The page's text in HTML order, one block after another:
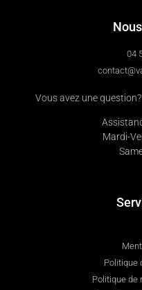
04
Vous avez une
Mardi-
Politique
Politique de